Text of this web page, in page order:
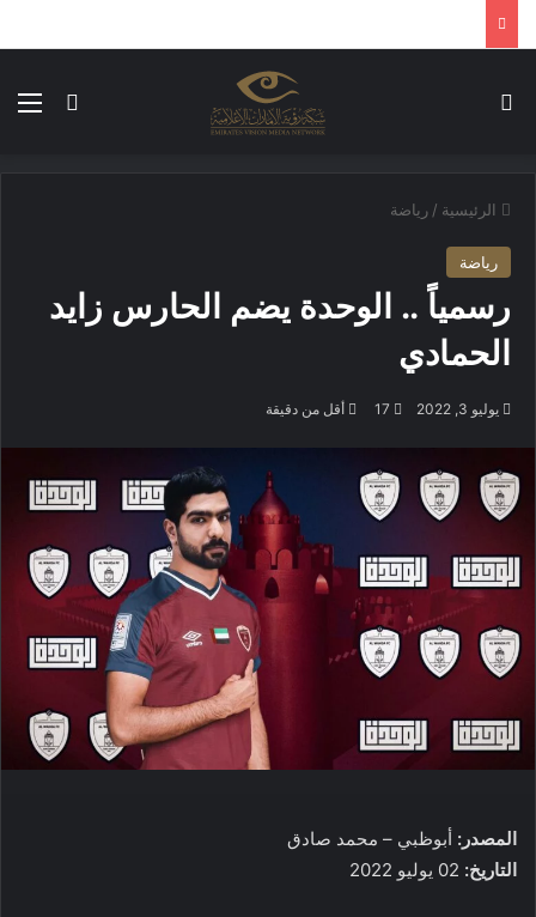
الوضع
الرئيسية / رياضة
رياضة
رسمياً .. الوحدة يضم الحارس زايد
الحمادي
يوليو 3, 2022 17 أقل من دقيقة
المصدر: أبوظبي – محمد صادق
التاريخ: